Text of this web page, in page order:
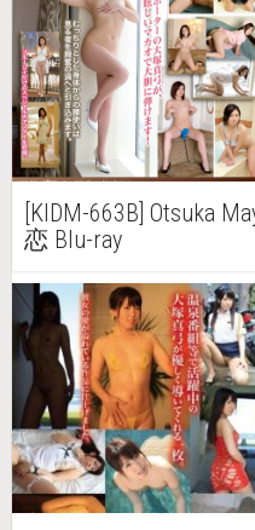
[KIDM-663B] Otsuka
恋 Blu-ray